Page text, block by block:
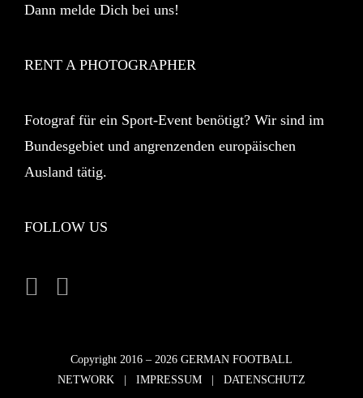
Dann melde Dich bei uns!
RENT A PHOTOGRAPHER
Fotograf für ein Sport-Event benötigt? Wir sind im
Bundesgebiet und angrenzenden europäischen
Ausland tätig.
FOLLOW US
Copyright 2016 – 2026 GERMAN FOOTBALL
NETWORK | IMPRESSUM | DATENSCHUTZ